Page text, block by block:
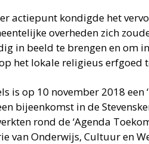
actiepunt kondigde het
overheden zich
in beeld te brengen en om
het lokale religieus erfgoed
is op 10 november 2018 een
bijeenkomst in de
rond de ‘Agenda
van Onderwijs, Cultuur en